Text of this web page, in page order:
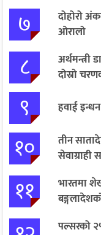
७
दोहोरो
ओरालो
८
अर्थमन्त्री
दोस्रो
९ हवाई
१०
तीन
सेवाग्राही
११
भारतमा
पल्सरको